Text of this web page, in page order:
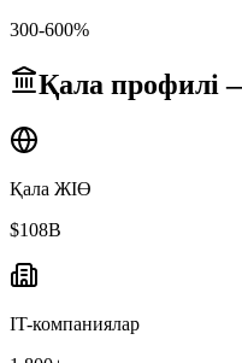
300-600%
Қала
Қала ЖІӨ
$108B
IT-компаниялар